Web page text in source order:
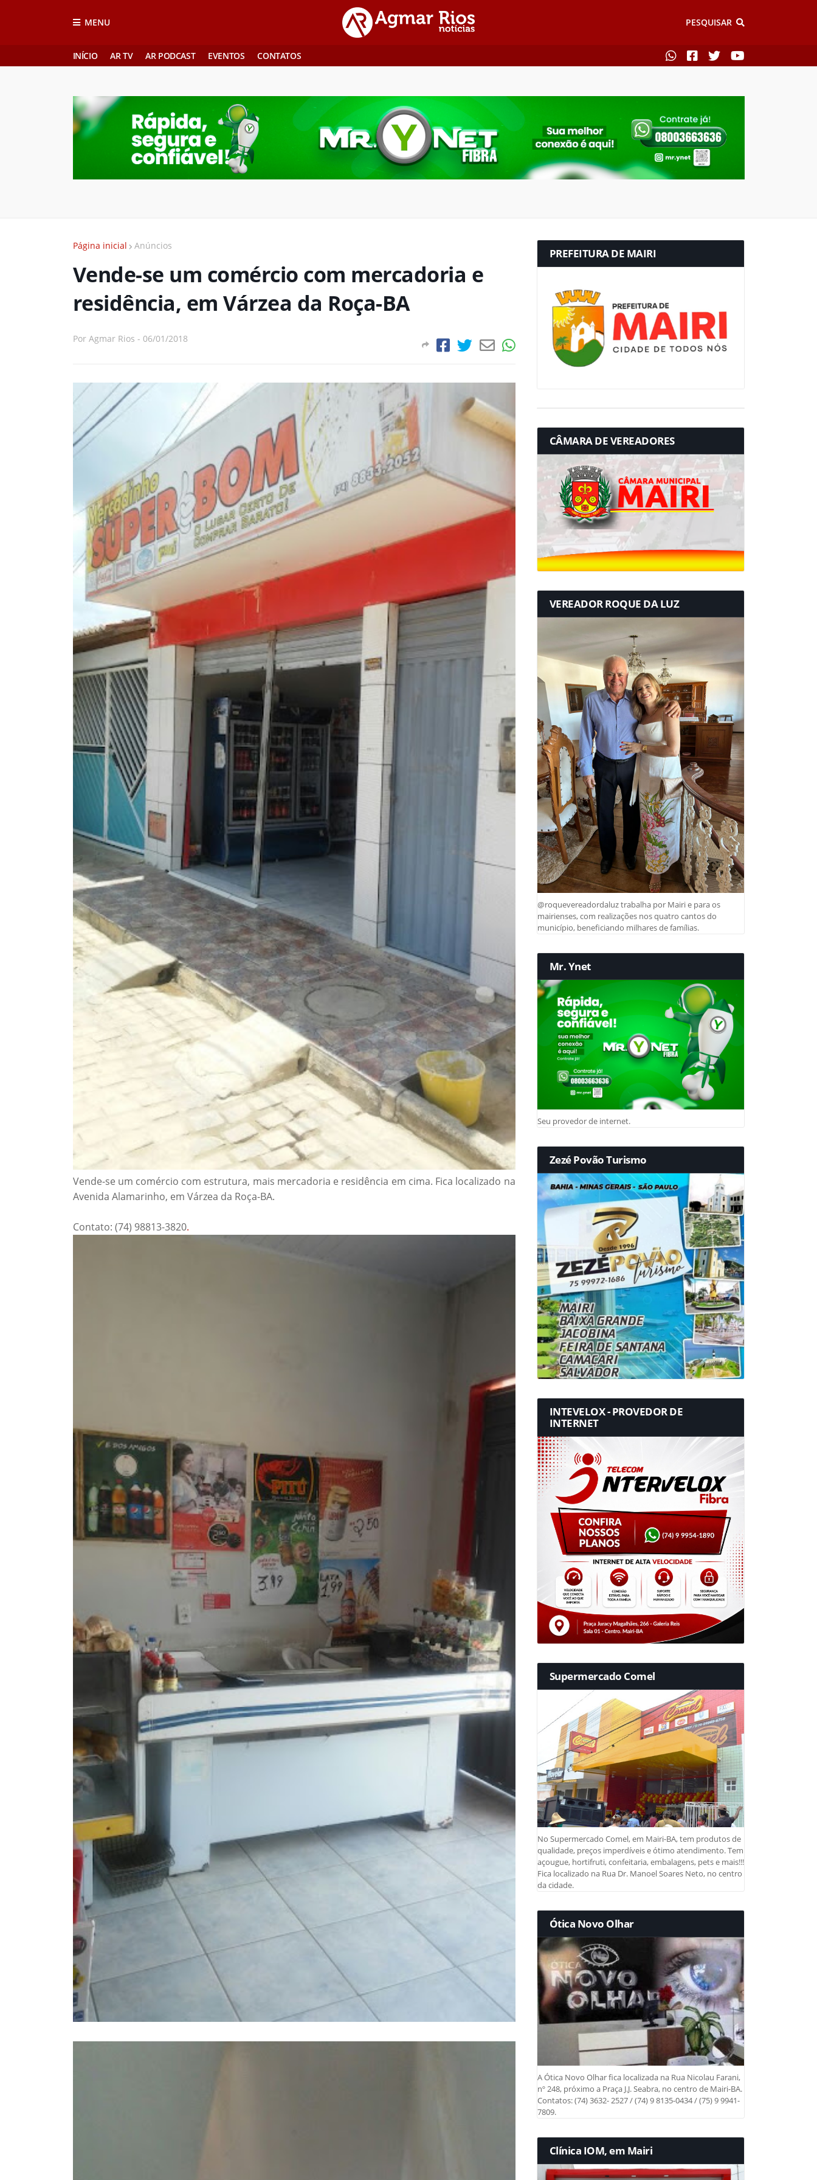
MENU PESQUISAR
INÍCIO AR TV AR PODCAST EVENTOS CONTATOS
Página inicial Anúncios
Vende-se um comércio com mercadoria e
residência, em Várzea da Roça-BA
Por Agmar Rios - 06/01/2018
Vende-se um comércio com estrutura, mais mercadoria e residência em cima. Fica localizado na
Avenida Alamarinho, em Várzea da Roça-BA.
Contato: (74) 98813-3820.
PREFEITURA DE MAIRI
CÂMARA DE VEREADORES
VEREADOR ROQUE DA LUZ
@roquevereadordaluz trabalha por Mairi e para os
mairienses, com realizações nos quatro cantos do
município, beneficiando milhares de famílias.
Mr. Ynet
Seu provedor de internet.
Zezé Povão Turismo
INTEVELOX - PROVEDOR DE
INTERNET
Supermercado Comel
No Supermercado Comel, em Mairi-BA, tem produtos de
qualidade, preços imperdíveis e ótimo atendimento. Tem
açougue, hortifruti, confeitaria, embalagens, pets e mais!!!
Fica localizado na Rua Dr. Manoel Soares Neto, no centro
da cidade.
Ótica Novo Olhar
A Ótica Novo Olhar fica localizada na Rua Nicolau Farani,
nº 248, próximo a Praça J.J. Seabra, no centro de Mairi-BA.
Contatos: (74) 3632- 2527 / (74) 9 8135-0434 / (75) 9 9941-
7809.
Clínica IOM, em Mairi